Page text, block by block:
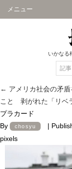
メニュー
いかなる
← アメリカ社会の矛
こと 剥がれた「リベ
プラカード
By
chosyu |
pixels